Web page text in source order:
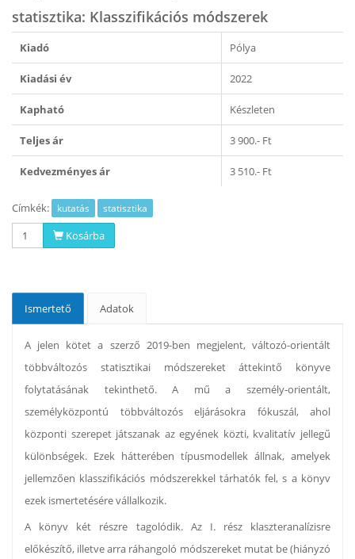
statisztika: Klasszifikációs módszerek
Kiadó Pólya
Kiadási év 2022
Kapható Készleten
Teljes ár 3 900.- Ft
Kedvezményes ár 3 510.- Ft
Címkék: kutatás statisztika
Kosárba
Ismertető Adatok
A jelen kötet a szerző 2019-ben megjelent, változó-orientált
többváltozós statisztikai módszereket áttekintő könyve
folytatásának tekinthető. A mű a személy-orientált,
személyközpontú többváltozós eljárásokra fókuszál, ahol
központi szerepet játszanak az egyének közti, kvalitatív jellegű
különbségek. Ezek hátterében típusmodellek állnak, amelyek
jellemzően klasszifikációs módszerekkel tárhatók fel, s a könyv
ezek ismertetésére vállalkozik.
A könyv két részre tagolódik. Az I. rész klaszteranalízisre
előkészítő, illetve arra ráhangoló módszereket mutat be (hiányzó